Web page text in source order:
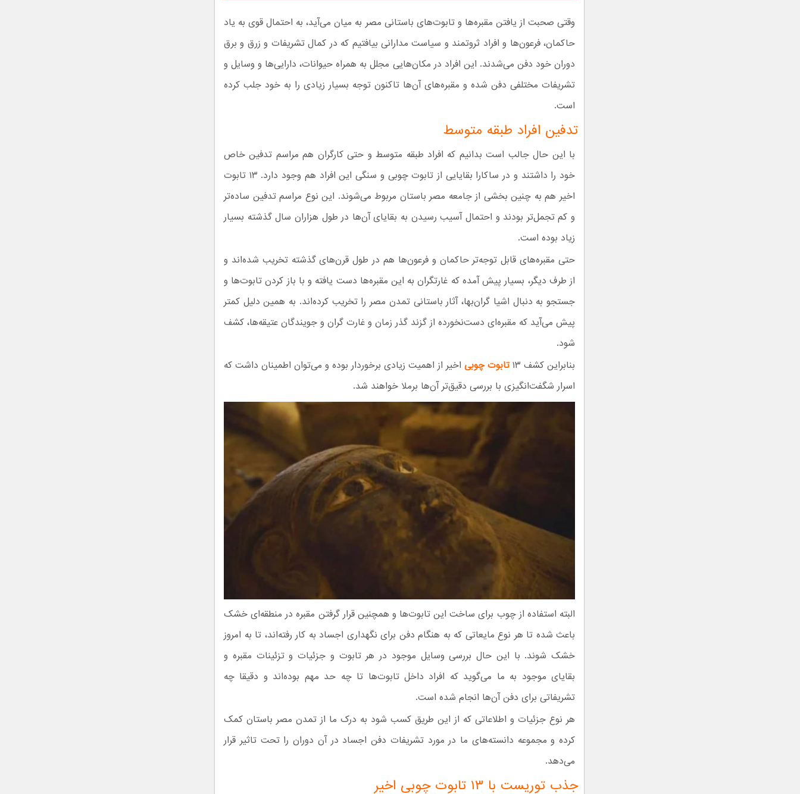
وقتی صحبت از یافتن مقبره‌ها و تابوت‌های باستانی مصر به میان می‌آید، به احتمال قوی به یاد
حاکمان، فرعون‌ها و افراد ثروتمند و سیاست مدارانی بیافتیم که در کمال تشریفات و زرق و برق
دوران خود دفن می‌شدند. این افراد در مکان‌هایی مجلل به همراه حیوانات، دارایی‌ها و وسایل و
تشریفات مختلفی دفن شده و مقبره‌های آن‌ها تاکنون توجه بسیار زیادی را به خود جلب کرده
است.
تدفین افراد طبقه متوسط
با این حال جالب است بدانیم که افراد طبقه متوسط و حتی کارگران هم مراسم تدفین خاص
خود را داشتند و در ساکارا بقایایی از تابوت چوبی و سنگی این افراد هم وجود دارد. ۱۳ تابوت
اخیر هم به چنین بخشی از جامعه مصر باستان مربوط می‌شوند. این نوع مراسم تدفین ساده‌تر
و کم تجمل‌تر بودند و احتمال آسیب رسیدن به بقایای آن‌ها در طول هزاران سال گذشته بسیار
زیاد بوده است.
حتی مقبره‌های قابل توجه‌تر حاکمان و فرعون‌ها هم در طول قرن‌های گذشته تخریب شده‌اند و
از طرف دیگر، بسیار پیش آمده که غارتگران به این مقبره‌ها دست یافته و با باز کردن تابوت‌ها و
جستجو به دنبال اشیا گران‌بها، آثار باستانی تمدن مصر را تخریب کرده‌اند. به همین دلیل کمتر
پیش می‌آید که مقبره‌ای دست‌نخورده از گزند گذر زمان و غارت گران و جویندگان عتیقه‌ها، کشف
شود.
بنابراین کشف ۱۳
تابوت چوبی اخیر از اهمیت زیادی برخوردار بوده و می‌توان اطمینان داشت که
اسرار شگفت‌انگیزی با بررسی دقیق‌تر آن‌ها برملا خواهند شد.
البته استفاده از چوب برای ساخت این تابوت‌ها و همچنین قرار گرفتن مقبره در منطقه‌ای خشک
باعث شده تا هر نوع مایعاتی که به هنگام دفن برای نگهداری اجساد به کار رفته‌اند، تا به امروز
خشک شوند. با این حال بررسی وسایل موجود در هر تابوت و جزئیات و تزئینات مقبره و
بقایای موجود به ما می‌گوید که افراد داخل تابوت‌ها تا چه حد مهم بوده‌اند و دقیقا چه
تشریفاتی برای دفن آن‌ها انجام شده است.
هر نوع جزئیات و اطلاعاتی که از این طریق کسب شود به درک ما از تمدن مصر باستان کمک
کرده و مجموعه دانسته‌های ما در مورد تشریفات دفن اجساد در آن دوران را تحت تاثیر قرار
می‌دهد.
جذب توریست با ۱۳ تابوت چوبی اخیر